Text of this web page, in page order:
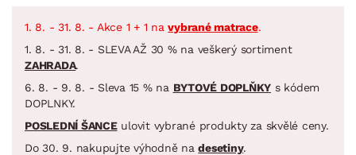
1. 8. - 31. 8. - Akce 1 + 1 navybrané matrace.
1. 8. - 31. 8. - SLEVA AŽ 30 % na veškerý sortiment
ZAHRADA.
6. 8. - 9. 8. - Sleva 15 % na BYTOVÉ DOPLŇKY s kódem
DOPLNKY.
POSLEDNÍ ŠANCEulovit vybrané produkty za skvělé ceny.
Do 30. 9. nakupujte výhodně nadesetiny.